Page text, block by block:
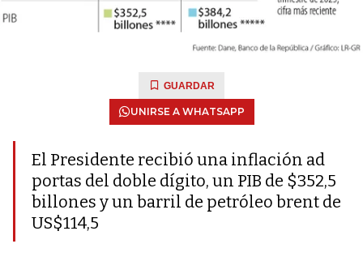
GUARDAR
UNIRSE A WHATSAPP
El Presidente recibió una inflación ad
portas del doble dígito, un PIB de $352,5
billones y un barril de petróleo brent de
US$114,5